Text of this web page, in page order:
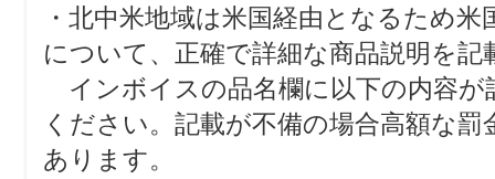
・北中米地域は米国経由となるため
について、正確で詳細な商品説明を
インボイスの品名欄に以下の内容が
ください。記載が不備の場合高額な
あります。